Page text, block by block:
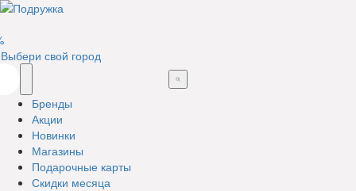
Выбери свой город
Бренды
Акции
Новинки
Магазины
Подарочные карты
Скидки месяца